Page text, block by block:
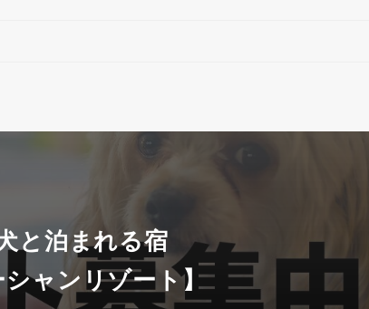
と泊まれる宿
ャンリゾート】